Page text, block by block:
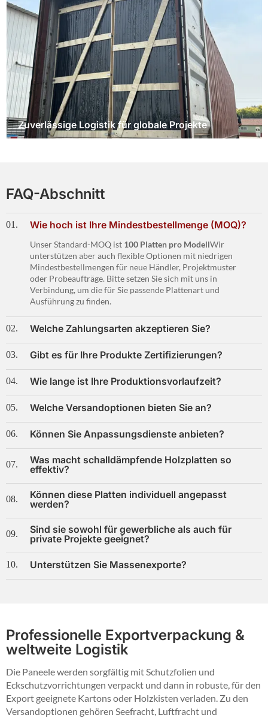
Zuverlässige Logistik für globale Projekte
FAQ-Abschnitt
01. Wie hoch ist Ihre Mindestbestellmenge (MOQ)?
Unser Standard-MOQ ist 100 Platten pro ModellWir
unterstützen aber auch flexible Optionen mit niedrigen
Mindestbestellmengen für neue Händler, Projektmuster
oder Probeaufträge. Bitte setzen Sie sich mit uns in
Verbindung, um die für Sie passende Plattenart und
Ausführung zu finden.
02. Welche Zahlungsarten akzeptieren Sie?
03. Gibt es für Ihre Produkte Zertifizierungen?
04. Wie lange ist Ihre Produktionsvorlaufzeit?
05. Welche Versandoptionen bieten Sie an?
06. Können Sie Anpassungsdienste anbieten?
07. Was macht schalldämpfende Holzplatten so
effektiv?
08. Können diese Platten individuell angepasst
werden?
09. Sind sie sowohl für gewerbliche als auch für
private Projekte geeignet?
10. Unterstützen Sie Massenexporte?
Professionelle Exportverpackung &
weltweite Logistik
Die Paneele werden sorgfältig mit Schutzfolien und
Eckschutzvorrichtungen verpackt und dann in robuste, für den
Export geeignete Kartons oder Holzkisten verladen. Zu den
Versandoptionen gehören Seefracht, Luftfracht und